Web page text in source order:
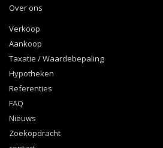
Over ons
Verkoop
Aankoop
Taxatie / Waardebepaling
Hypotheken
Referenties
FAQ
Nieuws
Zoekopdracht